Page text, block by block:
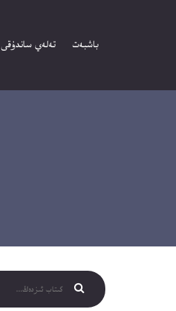
باشبەت تەلەي ساندۇقى